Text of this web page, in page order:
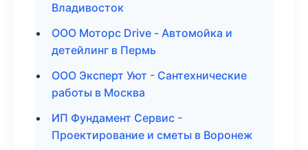
Владивосток
ООО Моторс Drive - Автомойка и
детейлинг в Пермь
ООО Эксперт Уют - Сантехнические
работы в Москва
ИП Фундамент Сервис -
Проектирование и сметы в Воронеж